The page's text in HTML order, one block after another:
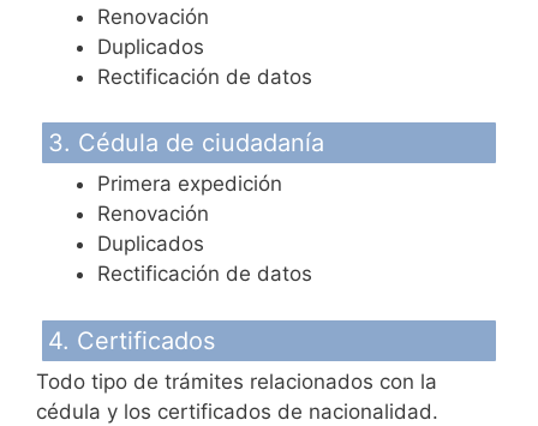
Renovación
Duplicados
Rectificación de datos
3. Cédula de ciudadanía
Primera expedición
Renovación
Duplicados
Rectificación de datos
4. Certificados
Todo tipo de trámites relacionados con la
cédula y los certificados de nacionalidad.